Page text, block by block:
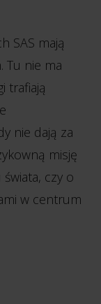
SAS mają
Tu nie ma
trafiają
nie dają za
misję
czy o
w centrum